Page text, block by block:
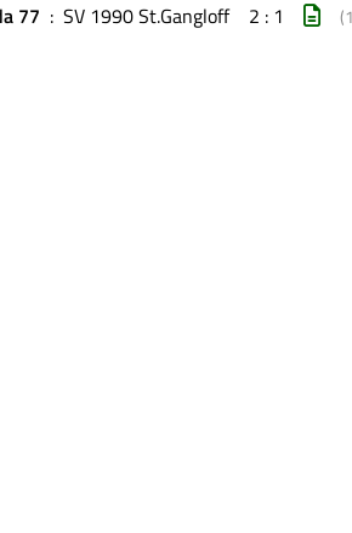
77 : SV 1990 St.Gangloff 2 : 1